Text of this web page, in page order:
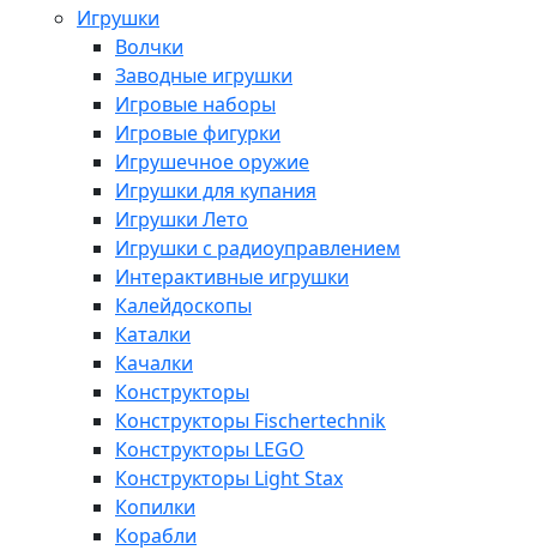
Игрушки
Волчки
Заводные игрушки
Игровые наборы
Игровые фигурки
Игрушечное оружие
Игрушки для купания
Игрушки Лето
Игрушки с радиоуправлением
Интерактивные игрушки
Калейдоскопы
Каталки
Качалки
Конструкторы
Конструкторы Fisсhertechnik
Конструкторы LEGO
Конструкторы Light Stax
Копилки
Корабли